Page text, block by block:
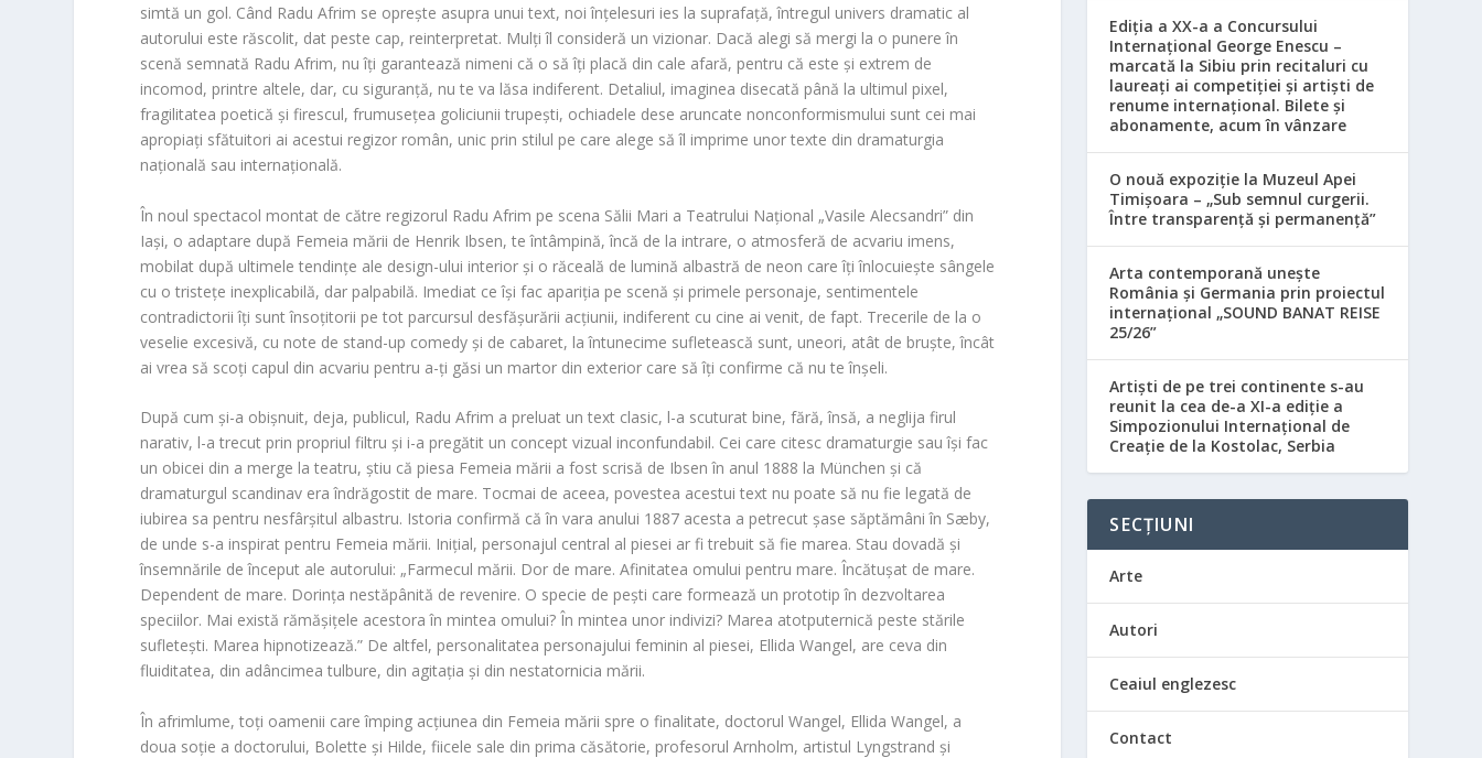
simtă un gol. Când Radu Afrim se oprește asupra unui text, noi înțelesuri ies la suprafață, întregul univers dramatic al
autorului este răscolit, dat peste cap, reinterpretat. Mulți îl consideră un vizionar. Dacă alegi să mergi la o punere în
scenă semnată Radu Afrim, nu îți garantează nimeni că o să îți placă din cale afară, pentru că este și extrem de
incomod, printre altele, dar, cu siguranță, nu te va lăsa indiferent. Detaliul, imaginea disecată până la ultimul pixel,
fragilitatea poetică și firescul, frumusețea goliciunii trupești, ochiadele dese aruncate nonconformismului sunt cei mai
apropiați sfătuitori ai acestui regizor român, unic prin stilul pe care alege să îl imprime unor texte din dramaturgia
națională sau internațională.
În noul spectacol montat de către regizorul Radu Afrim pe scena Sălii Mari a Teatrului Național „Vasile Alecsandri” din
Iași, o adaptare după Femeia mării de Henrik Ibsen, te întâmpină, încă de la intrare, o atmosferă de acvariu imens,
mobilat după ultimele tendințe ale design-ului interior și o răceală de lumină albastră de neon care îți înlocuiește sângele
cu o tristețe inexplicabilă, dar palpabilă. Imediat ce își fac apariția pe scenă și primele personaje, sentimentele
contradictorii îți sunt însoțitorii pe tot parcursul desfășurării acțiunii, indiferent cu cine ai venit, de fapt. Trecerile de la o
veselie excesivă, cu note de stand-up comedy și de cabaret, la întunecime sufletească sunt, uneori, atât de bruște, încât
ai vrea să scoți capul din acvariu pentru a-ți găsi un martor din exterior care să îți confirme că nu te înșeli.
După cum și-a obișnuit, deja, publicul, Radu Afrim a preluat un text clasic, l-a scuturat bine, fără, însă, a neglija firul
narativ, l-a trecut prin propriul filtru și i-a pregătit un concept vizual inconfundabil. Cei care citesc dramaturgie sau își fac
un obicei din a merge la teatru, știu că piesa Femeia mării a fost scrisă de Ibsen în anul 1888 la München și că
dramaturgul scandinav era îndrăgostit de mare. Tocmai de aceea, povestea acestui text nu poate să nu fie legată de
iubirea sa pentru nesfârșitul albastru. Istoria confirmă că în vara anului 1887 acesta a petrecut șase săptămâni în Sæby,
de unde s-a inspirat pentru Femeia mării. Inițial, personajul central al piesei ar fi trebuit să fie marea. Stau dovadă și
însemnările de început ale autorului: „Farmecul mării. Dor de mare. Afinitatea omului pentru mare. Încătușat de mare.
Dependent de mare. Dorința nestăpânită de revenire. O specie de pești care formează un prototip în dezvoltarea
speciilor. Mai există rămășițele acestora în mintea omului? În mintea unor indivizi? Marea atotputernică peste stările
sufletești. Marea hipnotizează.” De altfel, personalitatea personajului feminin al piesei, Ellida Wangel, are ceva din
fluiditatea, din adâncimea tulbure, din agitația și din nestatornicia mării.
În afrimlume, toți oamenii care împing acțiunea din Femeia mării spre o finalitate, doctorul Wangel, Ellida Wangel, a
doua soție a doctorului, Bolette și Hilde, fiicele sale din prima căsătorie, profesorul Arnholm, artistul Lyngstrand și
Ediția a XX-a a Concursului
Internațional George Enescu –
marcată la Sibiu prin recitaluri cu
laureați ai competiției și artiști de
renume internațional. Bilete și
abonamente, acum în vânzare
O nouă expoziție la Muzeul Apei
Timișoara – „Sub semnul curgerii.
Între transparență și permanență”
Arta contemporană unește
România și Germania prin proiectul
internațional „SOUND BANAT REISE
25/26”
Artiști de pe trei continente s-au
reunit la cea de-a XI-a ediție a
Simpozionului Internațional de
Creație de la Kostolac, Serbia
SECȚIUNI
Arte
Autori
Ceaiul englezesc
Contact